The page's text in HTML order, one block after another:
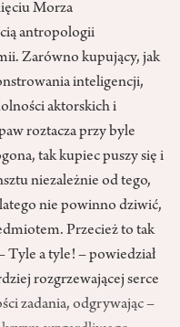
Morza
antropologii
Zarówno kupujący, jak
inteligencji,
aktorskich i
roztacza przy byle
tak kupiec puszy się i
niezależnie od tego,
nie powinno dziwić,
Przecież to tak
Tyle a tyle! – powiedział
rozgrzewającej serce
zadania, odgrywając –